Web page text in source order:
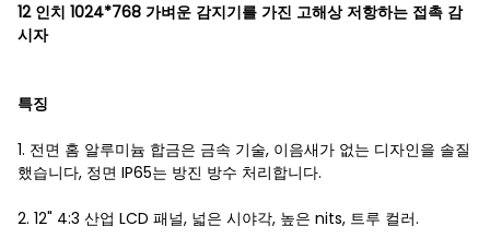
12 인치 1024*768 가벼운 감지기를 가진 고해상 저항하는 접촉 감
시자
특징
1. 전면 홈 알루미늄 합금은 금속 기술, 이음새가 없는 디자인을 솔질
했습니다, 정면 IP65는 방진 방수 처리합니다.
2. 12" 4:3 산업 LCD 패널, 넓은 시야각, 높은 nits, 트루 컬러.